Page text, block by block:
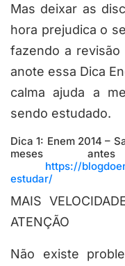
Mas deixar as
hora prejudica o
fazendo a
anote essa Dica
calma ajuda a
sendo estudado.
Dica 1: Enem 2014 –
meses
https://
estudar/
MAIS
ATENÇÃO
Não existe